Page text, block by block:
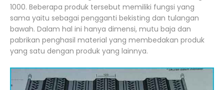
1000. Beberapa produk tersebut memiliki fungsi yang
sama yaitu sebagai pengganti bekisting dan tulangan
bawah. Dalam hal ini hanya dimensi, mutu baja dan
pabrikan penghasil material yang membedakan produk
yang satu dengan produk yang lainnya.